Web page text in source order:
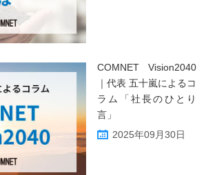
COMNET Vision2040
｜代表 五十嵐によるコ
ラム「社長のひとり
言」
2025年09月30日